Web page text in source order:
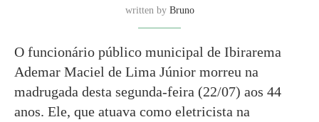
written by Bruno
O funcionário público municipal de Ibirarema
Ademar Maciel de Lima Júnior morreu na
madrugada desta segunda-feira (22/07) aos 44
anos. Ele, que atuava como eletricista na